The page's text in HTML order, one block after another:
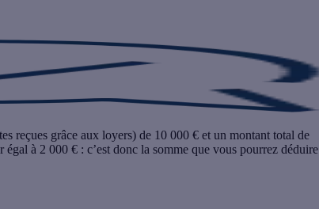
reçues grâce aux loyers) de 10 000 € et un montant total de
à 2 000 € : c’est donc la somme que vous pourrez déduire